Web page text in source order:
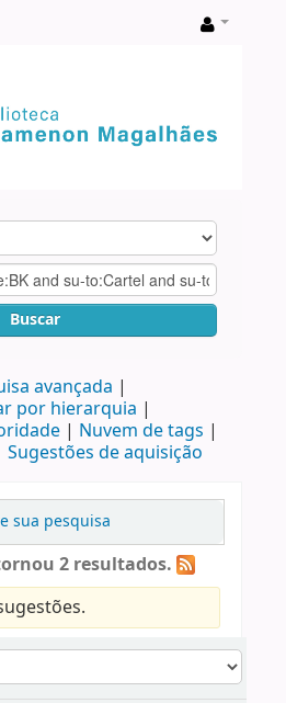
Buscar
avançada
por hierarquia
Nuvem de tags
Sugestões de aquisição
sua pesquisa
2 resultados.